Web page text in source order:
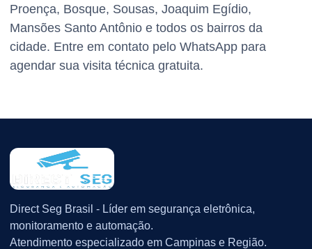
Proença, Bosque, Sousas, Joaquim Egídio,
Mansões Santo Antônio e todos os bairros da
cidade. Entre em contato pelo WhatsApp para
agendar sua visita técnica gratuita.
Direct Seg Brasil - Líder em segurança eletrônica,
monitoramento e automação.
Atendimento especializado em Campinas e Região.